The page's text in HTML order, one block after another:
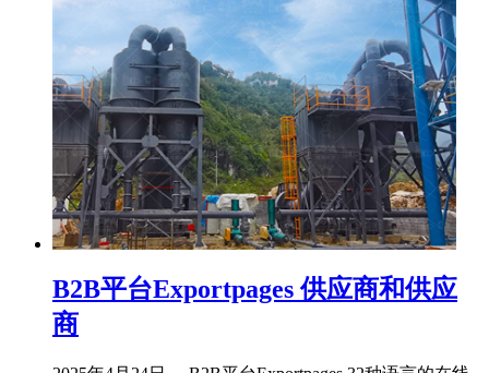
B2B平台Exportpages 供应商和供应
商